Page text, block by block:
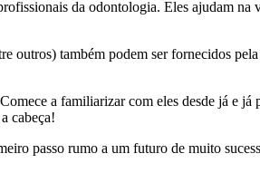
da odontologia. Eles ajudam
outros) também podem ser fornecidos
a familiarizar com eles desde já e
cabeça!
passo rumo a um futuro de muito